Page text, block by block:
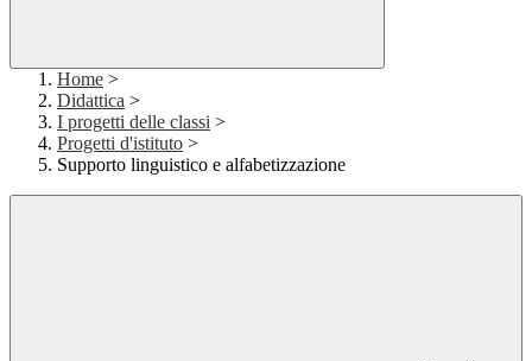
Home >
Didattica >
I progetti delle classi >
Progetti d'istituto >
Supporto linguistico e alfabetizzazione